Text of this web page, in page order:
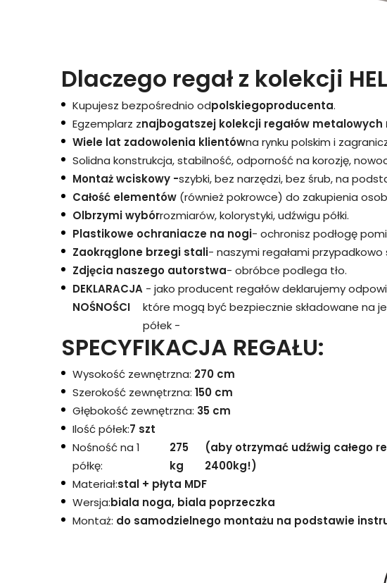
Dlaczego regał z kolekcji
Kupujesz bezpośrednio odpolskiegoproducenta.
Egzemplarz znajbogatszej kolekcji regałów
Wiele lat zadowolenia klientówna rynku polskim i
Solidna konstrukcja, stabilność, odporność na korozję,
Montaż wciskowy -szybki, bez narzędzi, bez śrub, na
Całość elementów (również pokrowce) do zakupienia
Olbrzymi wybórrozmiarów, kolorystyki, udźwigu półki.
Plastikowe ochraniacze na nogi- ochronisz podłogę
Zaokrąglone brzegi stali- naszymi regałami przypadkowo
Zdjęcia naszego autorstwa- obróbce podlega tło.
DEKLARACJA
NOŚNOŚCI
- jako producent regałów deklarujemy
które mogą być bezpiecznie składowane na
półek -
SPECYFIKACJA REGAŁU:
Wysokość zewnętrzna: 270 cm
Szerokość zewnętrzna: 150 cm
Głębokość zewnętrzna: 35 cm
Ilość półek:7 szt
Nośność na 1
półkę:
275
kg
(aby otrzymać udźwig całego
2400kg!)
Materiał:stal + płyta MDF
Wersja:biala noga, biala poprzeczka
Montaż: do samodzielnego montażu na podstawie